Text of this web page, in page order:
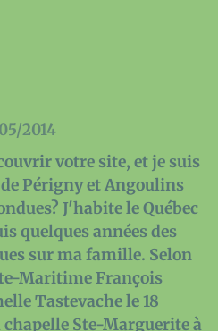
2014
votre site, et je suis
Périgny et Angoulins
J'habite le Québec
quelques années des
sur ma famille. Selon
Maritime François
Tastevache le 18
chapelle Ste-Marguerite à